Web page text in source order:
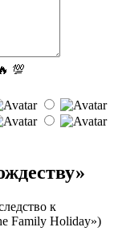
💯
к
Family Holiday»)